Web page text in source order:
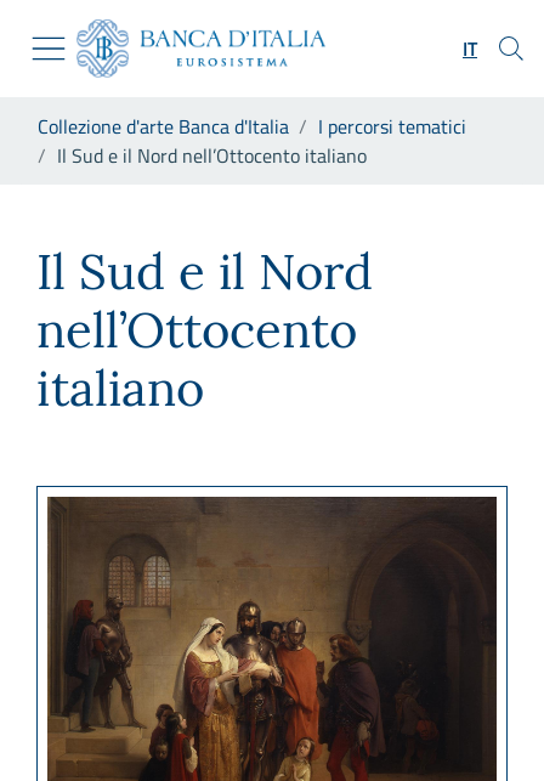
Skip to Main Content
Vai al sito istituzionale
Vai al menu di navigazione
Vai alla ricerca
Vai al footer
IT
Collezione d'arte Banca d'Italia
I percorsi tematici
Il Sud e il Nord nell’Ottocento italiano
Il Sud e il Nord
nell’Ottocento
italiano